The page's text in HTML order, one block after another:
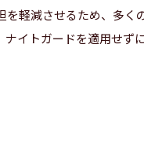
軽減させるため、多く
イトガードを適用せず